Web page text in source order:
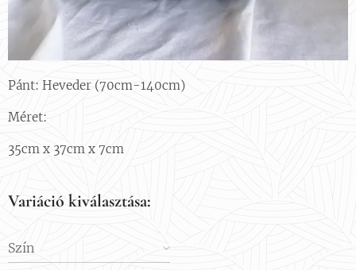
Pánt: Heveder (70cm-140cm)
Méret:
35cm x 37cm x 7cm
Variáció kiválasztása:
Szín